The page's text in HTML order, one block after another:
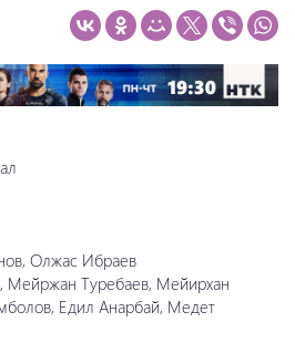
Олжас Ибраев
Мейржан Туребаев, Мейирхан
Едил Анарбай, Медет